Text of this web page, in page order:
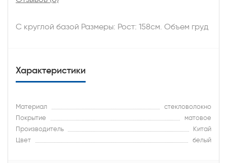
C круглой базой Размеры: Рост: 158см. Объем груд
Характеристики
Материал
стекловолокно
Покрытие
матовое
Производитель
Китай
Цвет
белый